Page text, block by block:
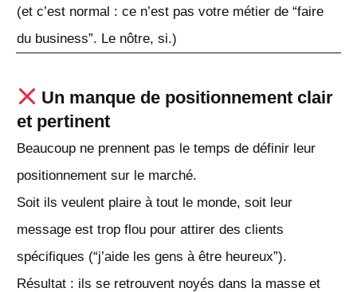
(et c’est normal : ce n’est pas votre métier de “faire
du business”. Le nôtre, si.)
Un manque de positionnement clair
et pertinent
Beaucoup ne prennent pas le temps de définir leur
positionnement sur le marché.
Soit ils veulent plaire à tout le monde, soit leur
message est trop flou pour attirer des clients
spécifiques (“j’aide les gens à être heureux”).
Résultat : ils se retrouvent noyés dans la masse et